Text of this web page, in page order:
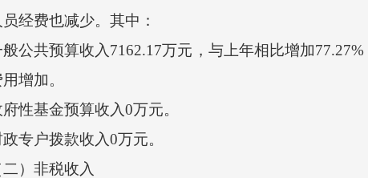
经费也减少。其中：
共预算收入7162.17万元，与上年相比增加77.27%
增加。
基金预算收入0万元。
户拨款收入0万元。
非税收入